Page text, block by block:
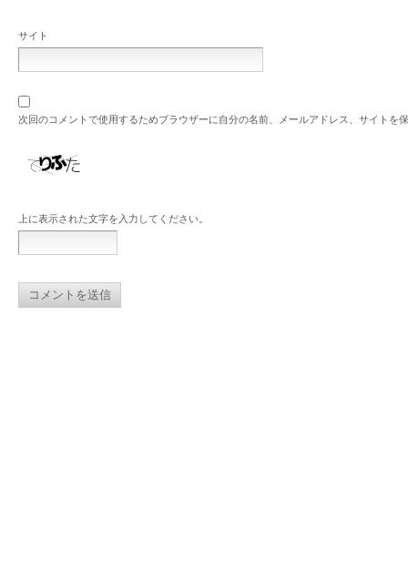
サイト
次回のコメントで使用するためブラウザーに自分の名前、メールアドレス、サイトを
上に表示された文字を入力してください。